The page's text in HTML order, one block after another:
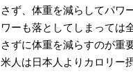
さず、体重を減らしてパワ
ワーも落としてしまっては
さずに体重を減らすのが重
米人は日本人よりカロリー